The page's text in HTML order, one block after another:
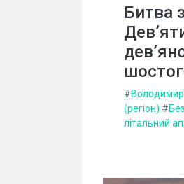
Битва
#
(регіон) #
літальний